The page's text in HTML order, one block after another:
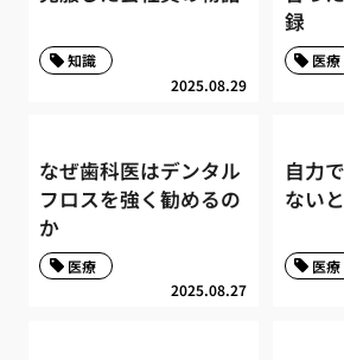
2025.08.29
知識
録
医療
なぜ歯科医はデンタル
フロスを強く勧めるの
か
2025.08.27
医療
自力
ない
医療